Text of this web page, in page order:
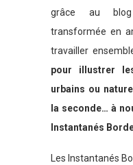
grâce au
transformée en
travailler
pour illustrer
urbains ou
la seconde… à
Instantanés
Les Instantanés